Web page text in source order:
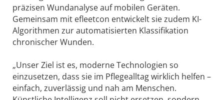
präzisen Wundanalyse auf mobilen Geräten.
Gemeinsam mit efleetcon entwickelt sie zudem KI-
Algorithmen zur automatisierten Klassifikation
chronischer Wunden.
„Unser Ziel ist es, moderne Technologien so
einzusetzen, dass sie im Pflegealltag wirklich helfen –
einfach, zuverlässig und nah am Menschen.